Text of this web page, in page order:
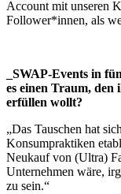
Account mit unseren
Follower*innen, als
_SWAP-Events in
es einen Traum, den
erfüllen wollt?
„Das Tauschen hat
Konsumpraktiken
Neukauf von (Ultra)
Unternehmen wäre,
zu sein.“